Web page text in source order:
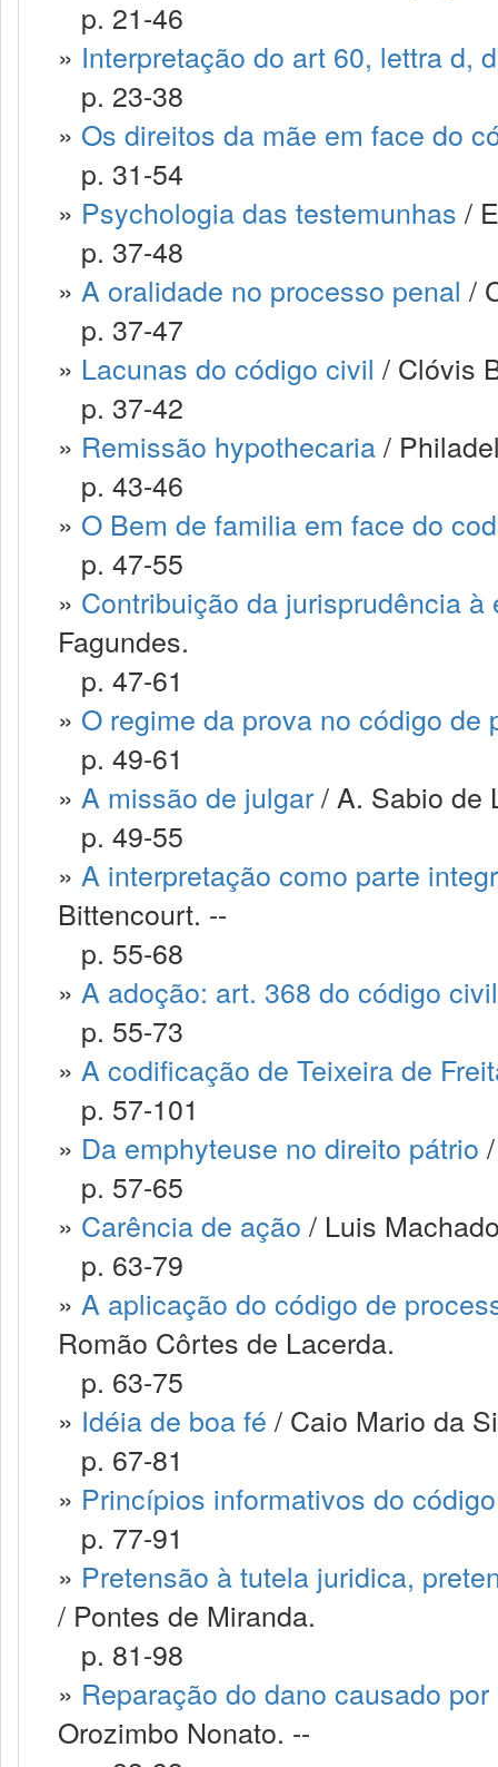
p. 21-46
» Interpretação do art 60, lettra d,
p. 23-38
» Os direitos da mãe em face do
p. 31-54
» Psychologia das testemunhas /
p. 37-48
» A oralidade no processo penal /
p. 37-47
» Lacunas do código civil / Clóvis
p. 37-42
» Remissão hypothecaria/
p. 43-46
» O Bem de familia em face do
p. 47-55
» Contribuição da jurisprudência
Fagundes.
p. 47-61
» O regime da prova no código de
p. 49-61
» A missão de julgar/ A. Sabio de
p. 49-55
» A interpretação como parte
Bittencourt. --
p. 55-68
» A adoção: art. 368 do código civil
p. 55-73
» A codificação de Teixeira de
p. 57-101
» Da emphyteuse no direito pátrio
p. 57-65
» Carência de ação / Luis
p. 63-79
» A aplicação do código de
Romão Côrtes de Lacerda.
p. 63-75
» Idéia de boa fé / Caio Mario da
p. 67-81
» Princípios informativos do
p. 77-91
» Pretensão à tutela juridica,
/ Pontes de Miranda.
p. 81-98
» Reparação do dano causado
Orozimbo Nonato. --